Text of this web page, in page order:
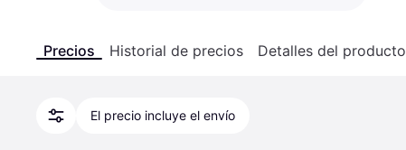
Precios Historial de precios Detalles del producto
El precio incluye el envío